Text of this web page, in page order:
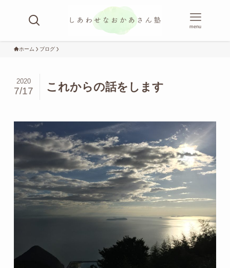
menu
ホーム ブログ
これからの話をします
2020
7/17